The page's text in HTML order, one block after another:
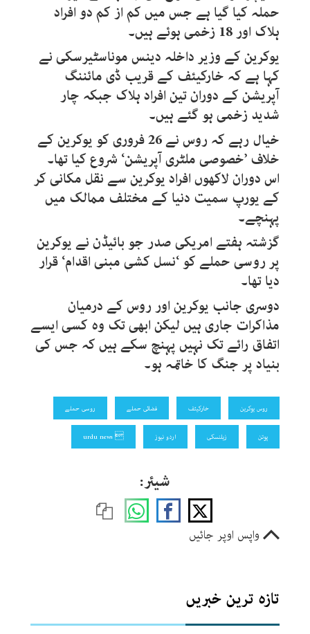
حملہ کیا گیا ہے جس میں کم از کم دو افراد
ہلاک اور 18 زخمی ہوئے ہیں۔
یوکرین کے وزیر داخلہ دینس موناسٹیرسکی نے
کہا ہے کہ خارکیئف کے قریب ڈی مائننگ
آپریشن کے دوران تین افراد ہلاک جبکہ چار
شدید زخمی ہو گئے ہیں۔
خیال رہے کہ روس نے 26 فروری کو یوکرین کے
خلاف ’خصوصی ملٹری آپریشن‘ شروع کیا تھا۔
اس دوران لاکھوں افراد یوکرین سے نقل مکانی کر
کے یورپ سمیت دنیا کے مختلف ممالک میں
پہنچے۔
گزشتہ ہفتے امریکی صدر جو بائیڈن نے یوکرین
پر روسی حملے کو ‘نسل کشی مبنی اقدام‘ قرار
دیا تھا۔
دوسری جانب یوکرین اور روس کے درمیان
مذاکرات جاری ہیں لیکن ابھی تک وہ کسی ایسے
اتفاق رائے تک نہیں پہنچ سکے ہیں کہ جس کی
بنیاد پر جنگ کا خاتمہ ہو۔
روس یوکرین خارکیئف فضائی حملے روسی حملے
پوتن زیلنسکی اردو نیوز  urdu news
شیئر:
واپس اوپر جائیں
تازہ ترین خبریں